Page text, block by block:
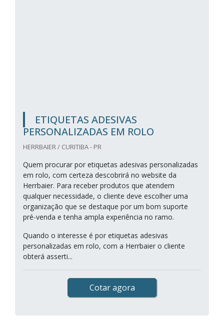
ETIQUETAS ADESIVAS
PERSONALIZADAS EM ROLO
HERRBAIER / CURITIBA - PR
Quem procurar por etiquetas adesivas personalizadas
em rolo, com certeza descobrirá no website da
Herrbaier. Para receber produtos que atendem
qualquer necessidade, o cliente deve escolher uma
organização que se destaque por um bom suporte
pré-venda e tenha ampla experiência no ramo.
Quando o interesse é por etiquetas adesivas
personalizadas em rolo, com a Herrbaier o cliente
obterá asserti...
Cotar agora